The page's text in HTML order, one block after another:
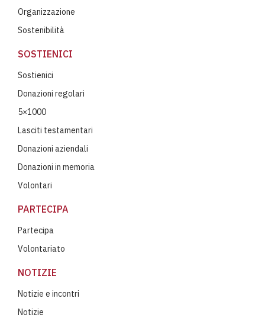
Organizzazione
Sostenibilità
SOSTIENICI
Sostienici
Donazioni regolari
5×1000
Lasciti testamentari
Donazioni aziendali
Donazioni in memoria
Volontari
PARTECIPA
Partecipa
Volontariato
NOTIZIE
Notizie e incontri
Notizie